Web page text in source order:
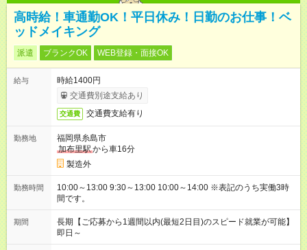
高時給！車通勤OK！平日休み！日勤のお仕事！ベ
ッドメイキング
派遣 ブランクOK WEB登録・面接OK
給与
時給1400円
交通費別途支給あり
交通費 交通費支給有り
勤務地
福岡県糸島市
加布里駅から車16分
製造外
勤務時間
10:00～13:00 9:30～13:00 10:00～14:00 ※表記のうち実働3時
間です。
期間
長期【ご応募から1週間以内(最短2日目)のスピード就業が可能】
即日～